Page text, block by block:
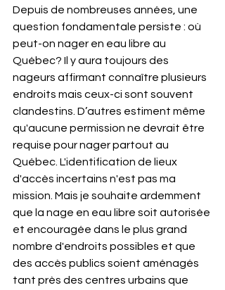
Depuis de nombreuses années, une
question fondamentale persiste : où
peut-on nager en eau libre au
Québec? Il y aura toujours des
nageurs affirmant connaître plusieurs
endroits mais ceux-ci sont souvent
clandestins. D’autres estiment même
qu'aucune permission ne devrait être
requise pour nager partout au
Québec. L'identification de lieux
d'accès incertains n'est pas ma
mission. Mais je souhaite ardemment
que la nage en eau libre soit autorisée
et encouragée dans le plus grand
nombre d'endroits possibles et que
des accès publics soient aménagés
tant près des centres urbains que